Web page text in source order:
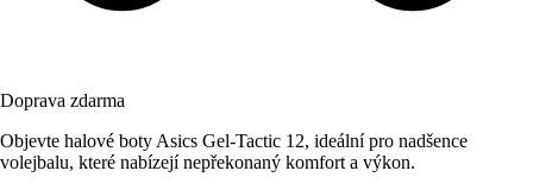
Doprava zdarma
Objevte halové boty Asics Gel-Tactic 12, ideální pro nadšence
volejbalu, které nabízejí nepřekonaný komfort a výkon.